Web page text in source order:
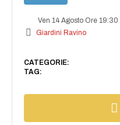
Ven 14 Agosto Ore 19:30
Giardini Ravino
CATEGORIE:
TAG: